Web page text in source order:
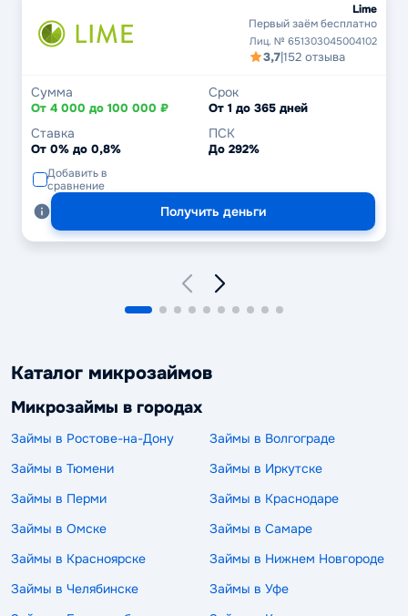
Lime
Первый заём бесплатно
Лиц. № 651303045004102
3,7|152 отзыва
Сумма
От 4 000 до 100 000 ₽
Срок
От 1 до 365 дней
Ставка
От 0% до 0,8%
ПСК
До 292%
Добавить в
сравнение
Получить деньги
Каталог микрозаймов
Микрозаймы в городах
Займы в Ростове-на-Дону
Займы в Волгограде
Займы в Тюмени
Займы в Иркутске
Займы в Перми
Займы в Краснодаре
Займы в Омске
Займы в Самаре
Займы в Красноярске
Займы в Нижнем Новгороде
Займы в Челябинске
Займы в Уфе